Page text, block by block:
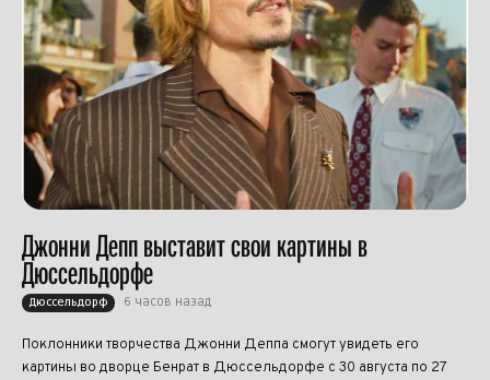
Джонни Депп выставит свои картины в
Дюссельдорфе
Дюссельдорф 6 часов назад
Поклонники творчества Джонни Деппа смогут увидеть его
картины во дворце Бенрат в Дюссельдорфе с 30 августа по 27